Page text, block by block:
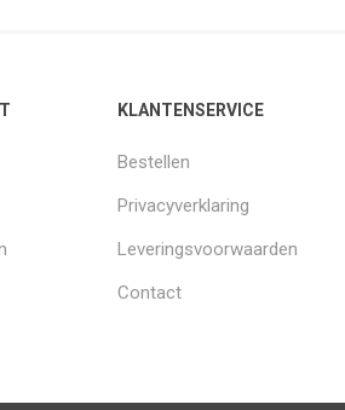
KLANTENSERVICE
Bestellen
Privacyverklaring
Leveringsvoorwaarden
Contact